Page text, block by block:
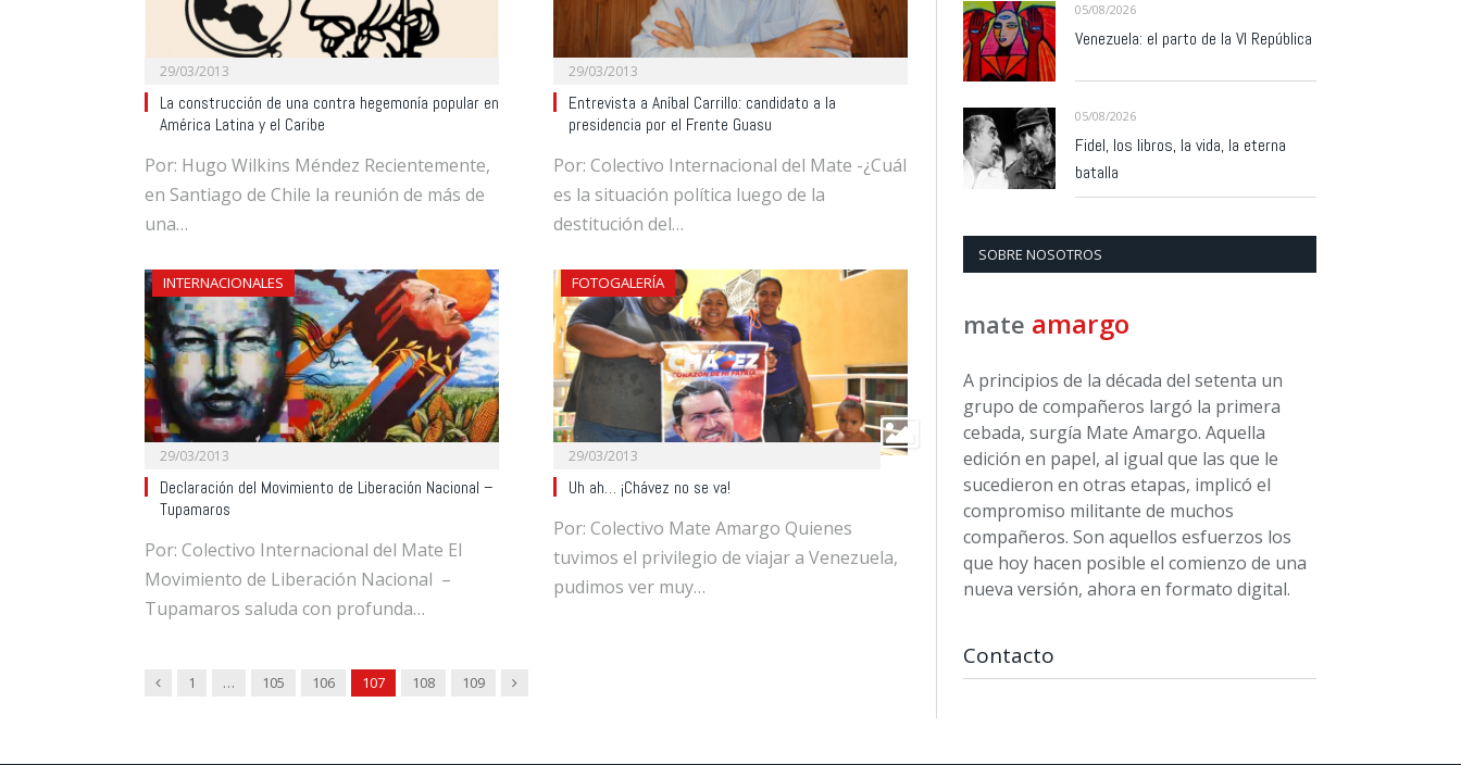
29/03/2013
La construcción de una contra hegemonía popular en
América Latina y el Caribe
Por: Hugo Wilkins Méndez Recientemente,
en Santiago de Chile la reunión de más de
una…
29/03/2013
Entrevista a Aníbal Carrillo: candidato a la
presidencia por el Frente Guasu
Por: Colectivo Internacional del Mate -¿Cuál
es la situación política luego de la
destitución del…
INTERNACIONALES
29/03/2013
Declaración del Movimiento de Liberación Nacional –
Tupamaros
Por: Colectivo Internacional del Mate El
Movimiento de Liberación Nacional –
Tupamaros saluda con profunda…
FOTOGALERÍA
29/03/2013
Uh ah… ¡Chávez no se va!
Por: Colectivo Mate Amargo Quienes
tuvimos el privilegio de viajar a Venezuela,
pudimos ver muy…
Previous
1 … 105 106 107 108 109 Next
05/08/2026
Venezuela: el parto de la VI República
05/08/2026
Fidel, los libros, la vida, la eterna
batalla
SOBRE NOSOTROS
mate amargo
A principios de la década del setenta un
grupo de compañeros largó la primera
cebada, surgía Mate Amargo. Aquella
edición en papel, al igual que las que le
sucedieron en otras etapas, implicó el
compromiso militante de muchos
compañeros. Son aquellos esfuerzos los
que hoy hacen posible el comienzo de una
nueva versión, ahora en formato digital.
Contacto